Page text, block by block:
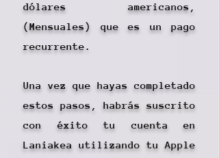
dólares americanos,
(Mensuales) que es un pago
recurrente.
Una vez que hayas completado
estos pasos, habrás suscrito
con éxito tu cuenta en
Laniakea utilizando tu Apple